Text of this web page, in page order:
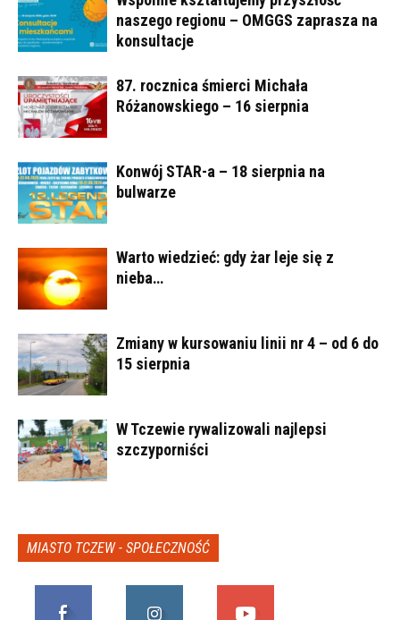
naszego regionu – OMGGS zaprasza na
konsultacje
87. rocznica śmierci Michała
Różanowskiego – 16 sierpnia
Konwój STAR-a – 18 sierpnia na
bulwarze
Warto wiedzieć: gdy żar leje się z
nieba…
Zmiany w kursowaniu linii nr 4 – od 6 do
15 sierpnia
W Tczewie rywalizowali najlepsi
szczyporniści
MIASTO TCZEW - SPOŁECZNOŚĆ